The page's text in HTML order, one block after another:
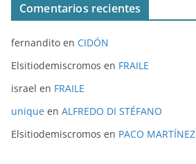
Comentarios recientes
fernandito en CIDÓN
Elsitiodemiscromos en FRAILE
israel en FRAILE
unique en ALFREDO DI STÉFANO
Elsitiodemiscromos en PACO MARTÍNEZ